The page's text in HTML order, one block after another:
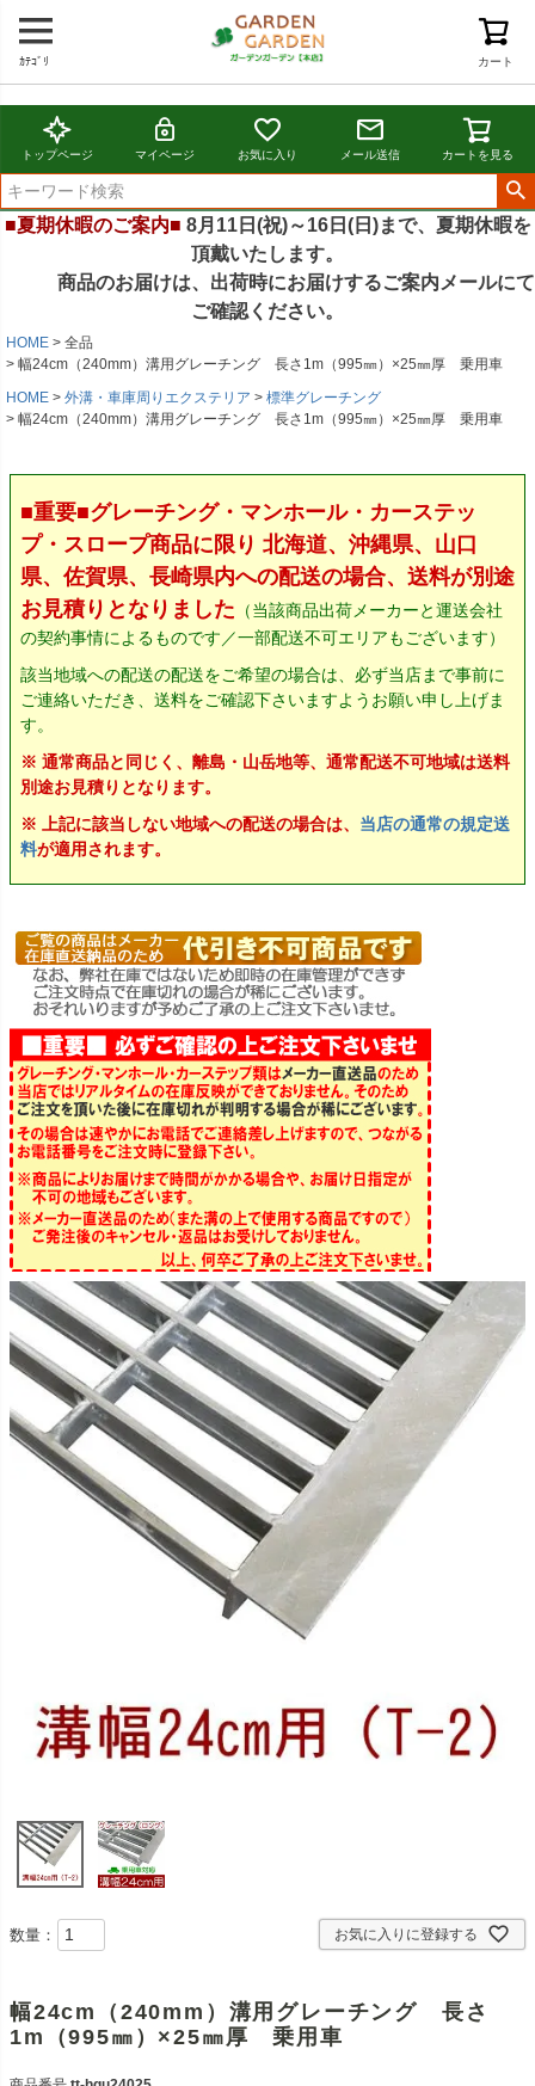
カート
ｶﾃｺﾞﾘ
トップページ マイページ お気に入り メール送信 カートを見る
■夏期休暇のご案内■ 8月11日(祝)～16日(日)まで、夏期休暇を
頂戴いたします。
商品のお届けは、出荷時にお届けするご案内メールにて
ご確認ください。
HOME
全品
幅24cm（240mm）溝用グレーチング 長さ1m（995㎜）×25㎜厚 乗用車
HOME
外溝・車庫周りエクステリア
標準グレーチング
幅24cm（240mm）溝用グレーチング 長さ1m（995㎜）×25㎜厚 乗用車
■重要■グレーチング・マンホール・カーステッ
プ・スロープ商品に限り 北海道、沖縄県、山口
県、佐賀県、長崎県内への配送の場合、送料が別途
お見積りとなりました （当該商品出荷メーカーと運送会社
の契約事情によるものです／一部配送不可エリアもございます）
該当地域への配送の配送をご希望の場合は、必ず当店まで事前に
ご連絡いただき、送料をご確認下さいますようお願い申し上げま
す。
※ 通常商品と同じく、離島・山岳地等、通常配送不可地域は送料
別途お見積りとなります。
※ 上記に該当しない地域への配送の場合は、 当店の通常の規定送
料が適用されます。
お気に入りに登録する
数量：
幅24cm（240mm）溝用グレーチング 長さ
1m（995㎜）×25㎜厚 乗用車